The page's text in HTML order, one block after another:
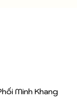
Minh Khang